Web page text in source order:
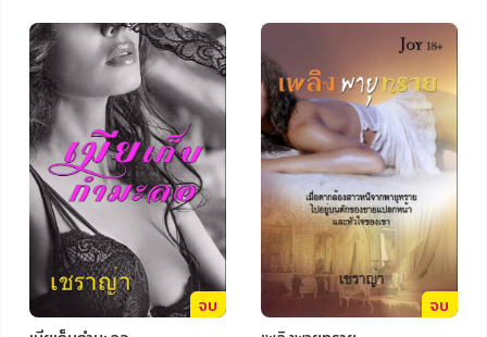
หมวดหมู่หนังสือ
หมวดหมู่ยอดนิยม
หนังสือออกใหม่ หนังสือยอดนิยม หนังสือเช่า
อีบุ๊กอ่านฟรี
จบ
จบ